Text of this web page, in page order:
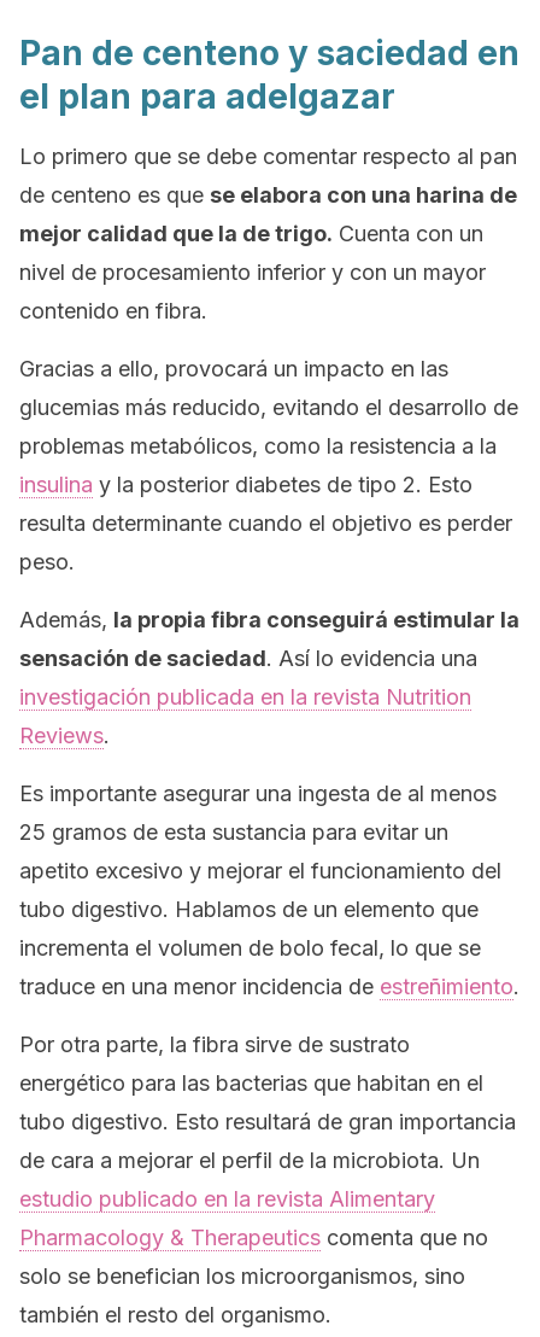
Pan de centeno y saciedad en
el plan para adelgazar
Lo primero que se debe comentar respecto al pan
de centeno es que se elabora con una harina de
mejor calidad que la de trigo. Cuenta con un
nivel de procesamiento inferior y con un mayor
contenido en fibra.
Gracias a ello, provocará un impacto en las
glucemias más reducido, evitando el desarrollo de
problemas metabólicos, como la resistencia a la
insulina y la posterior diabetes de tipo 2. Esto
resulta determinante cuando el objetivo es perder
peso.
Además, la propia fibra conseguirá estimular la
sensación de saciedad. Así lo evidencia una
investigación publicada en la revista Nutrition
Reviews.
Es importante asegurar una ingesta de al menos
25 gramos de esta sustancia para evitar un
apetito excesivo y mejorar el funcionamiento del
tubo digestivo. Hablamos de un elemento que
incrementa el volumen de bolo fecal, lo que se
traduce en una menor incidencia de estreñimiento.
Por otra parte, la fibra sirve de sustrato
energético para las bacterias que habitan en el
tubo digestivo. Esto resultará de gran importancia
de cara a mejorar el perfil de la microbiota. Un
estudio publicado en la revista Alimentary
Pharmacology & Therapeutics comenta que no
solo se benefician los microorganismos, sino
también el resto del organismo.